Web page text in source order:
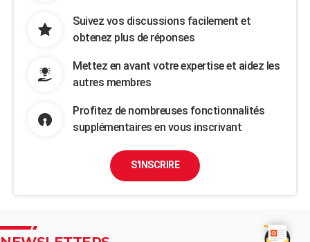
Suivez vos discussions facilement et
obtenez plus de réponses
Mettez en avant votre expertise et aidez les
autres membres
Profitez de nombreuses fonctionnalités
supplémentaires en vous inscrivant
S'INSCRIRE